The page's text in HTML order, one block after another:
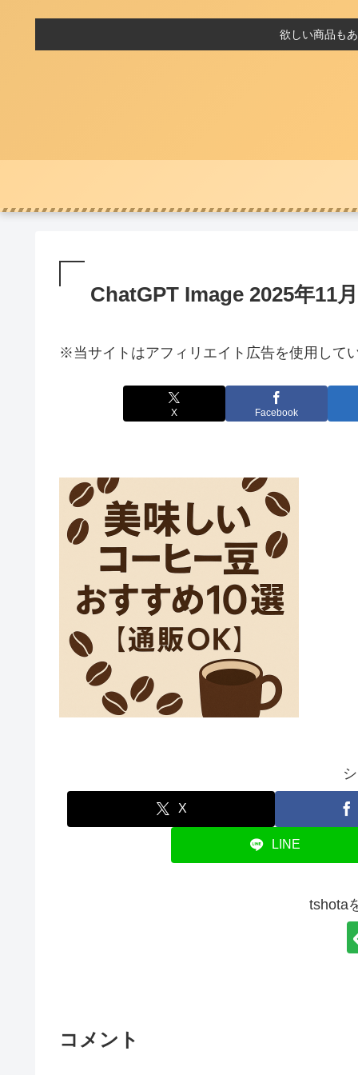
欲しい商品も
ChatGPT Image 2025年11
※当サイトはアフィリエイト広告を使用して
X Facebook
X
LINE
tshota
コメント